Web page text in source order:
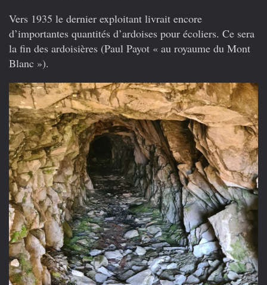
Vers 1935 le dernier exploitant livrait encore
d’importantes quantités d’ardoises pour écoliers. Ce sera
la fin des ardoisières (Paul Payot « au royaume du Mont
Blanc »).